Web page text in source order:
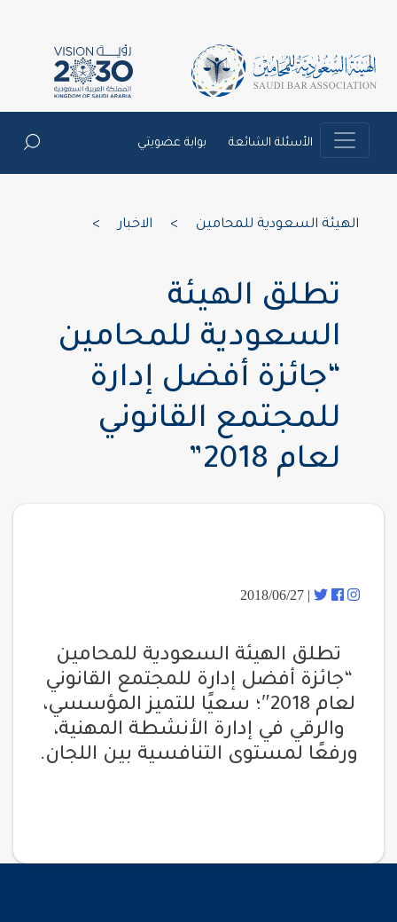
الأسئلة الشائعة بوابة عضويتي
الهيئة السعودية للمحامين الاخبار
تطلق الهيئة
السعودية للمحامين
“جائزة أفضل إدارة
للمجتمع القانوني
لعام 2018”
| 2018/06/27
تطلق الهيئة السعودية للمحامين
“جائزة أفضل إدارة للمجتمع القانوني
لعام 2018″؛ سعيًا للتميز المؤسسي،
والرقي في إدارة الأنشطة المهنية،
ورفعًا لمستوى التنافسية بين اللجان.